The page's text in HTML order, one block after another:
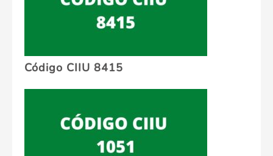
Código CIIU 8415